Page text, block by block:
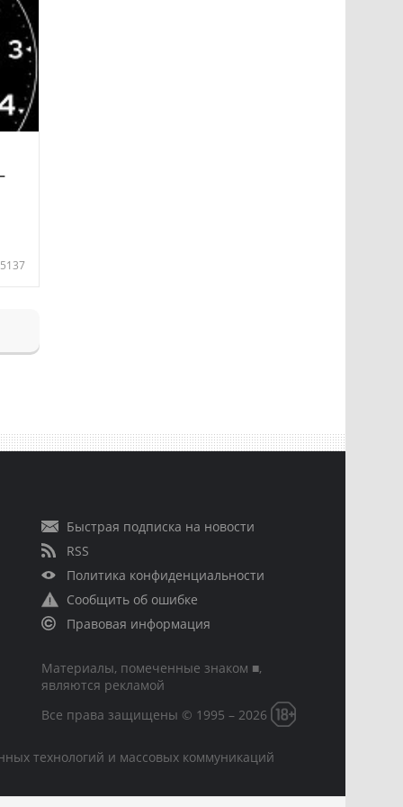
5137
Быстрая подписка на новости
RSS
Политика конфиденциальности
Сообщить об ошибке
Правовая информация
Материалы, помеченные знаком ■,
являются рекламой
Все права защищены © 1995 – 2026
технологий и массовых коммуникаций